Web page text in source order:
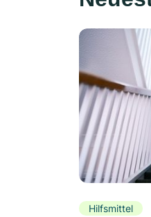
Hilfsmittel